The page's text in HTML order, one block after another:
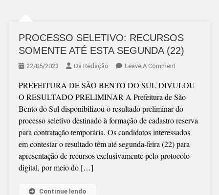
PROCESSO SELETIVO: RECURSOS
SOMENTE ATÉ ESTA SEGUNDA (22)
22/05/2023 Da Redação Leave A CommentOn
SELETIVO:
RECURSOS
SOMENTE
ATÉ
ESTA
SEGUNDA
(22)
PREFEITURA DE SÃO BENTO DO SUL DIVULOU
O RESULTADO PRELIMINAR A Prefeitura de São
Bento do Sul disponibilizou o resultado preliminar do
processo seletivo destinado à formação de cadastro reserva
para contratação temporária. Os candidatos interessados
em contestar o resultado têm até segunda-feira (22) para
apresentação de recursos exclusivamente pelo protocolo
digital, por meio do […]
Continue lendo